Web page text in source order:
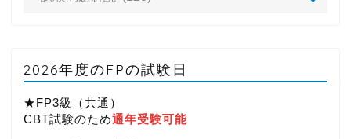
2026年度のFPの試験日
★FP3級（共通）
CBT試験のため通年受験可能